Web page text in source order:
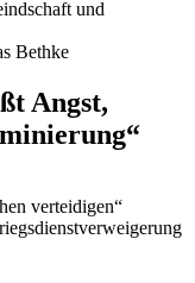
Bethke
Angst,